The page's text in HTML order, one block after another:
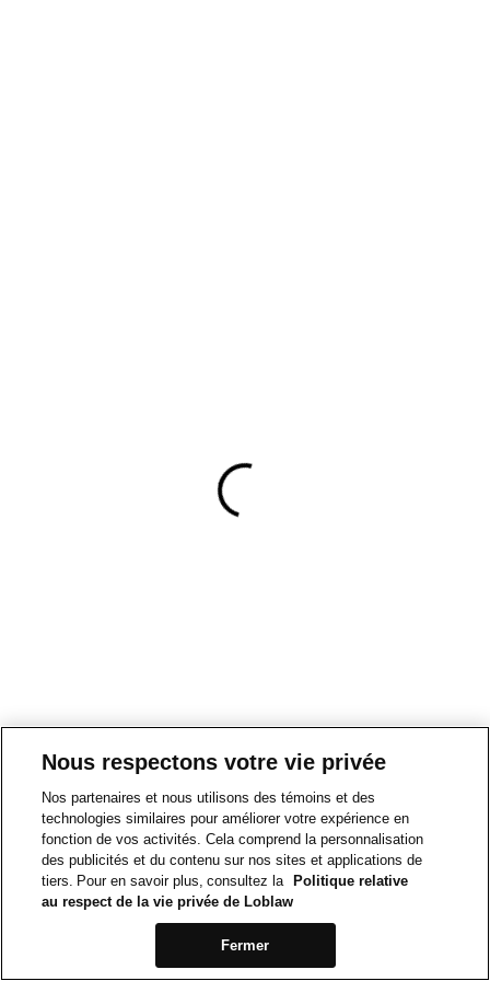
Nous respectons votre vie privée
Nos partenaires et nous utilisons des témoins et des
technologies similaires pour améliorer votre expérience en
fonction de vos activités. Cela comprend la personnalisation
des publicités et du contenu sur nos sites et applications de
tiers. Pour en savoir plus, consultez la
Politique relative
au respect de la vie privée de Loblaw
Fermer